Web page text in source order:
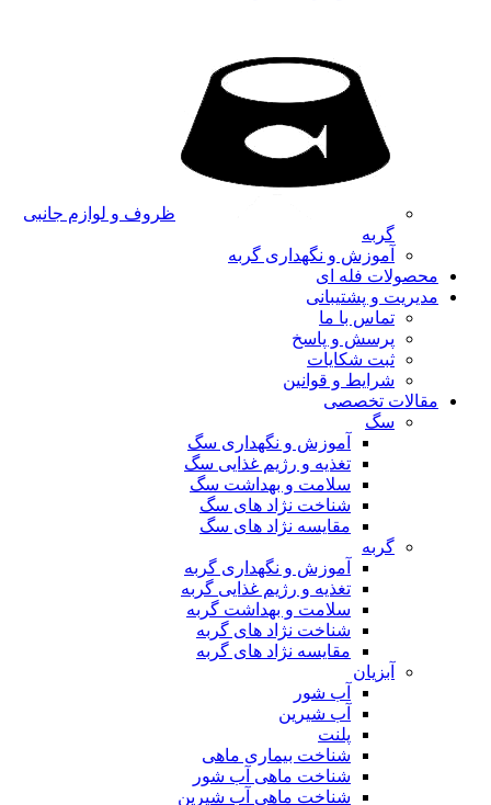
ظروف و لوازم جانبی
گربه
آموزش و نگهداری گربه
محصولات فله ای
مدیریت و پشتیبانی
تماس با ما
پرسش و پاسخ
ثبت شکایات
شرایط و قوانین
مقالات تخصصی
سگ
آموزش و نگهداری سگ
تغذیه و رژیم غذایی سگ
سلامت و بهداشت سگ
شناخت نژاد های سگ
مقایسه نژاد های سگ
گربه
آموزش و نگهداری گربه
تغذیه و رژیم غذایی گربه
سلامت و بهداشت گربه
شناخت نژاد های گربه
مقایسه نژاد های گربه
آبزیان
آب شور
آب شیرین
پلنت
شناخت بیماری ماهی
شناخت ماهی آب شور
شناخت ماهی آب شیرین